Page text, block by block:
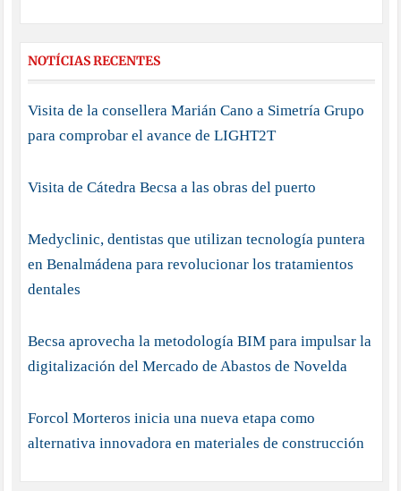
NOTÍCIAS RECENTES
Visita de la consellera Marián Cano a Simetría Grupo
para comprobar el avance de LIGHT2T
Visita de Cátedra Becsa a las obras del puerto
Medyclinic, dentistas que utilizan tecnología puntera
en Benalmádena para revolucionar los tratamientos
dentales
Becsa aprovecha la metodología BIM para impulsar la
digitalización del Mercado de Abastos de Novelda
Forcol Morteros inicia una nueva etapa como
alternativa innovadora en materiales de construcción